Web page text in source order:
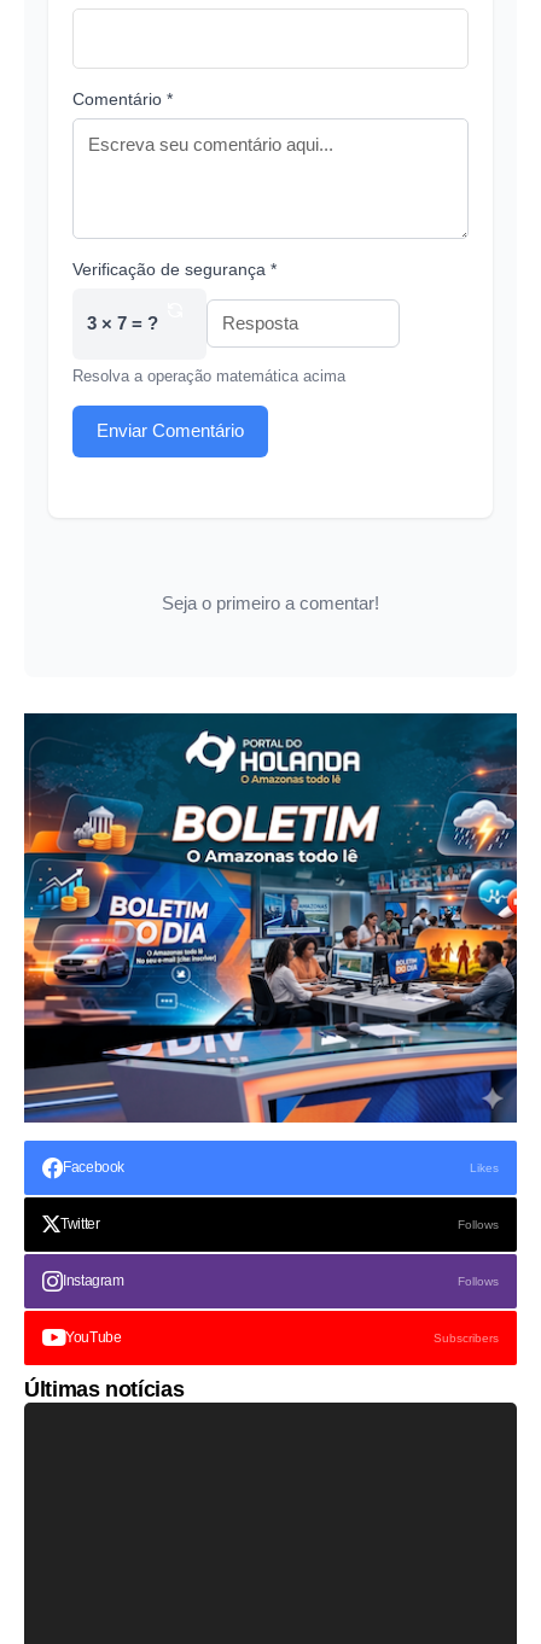
Comentário *
Verificação de segurança *
3 × 7 = ?
Resolva a operação matemática acima
Enviar Comentário
Seja o primeiro a comentar!
Facebook Likes
Twitter Follows
Instagram Follows
YouTube Subscribers
Últimas notícias